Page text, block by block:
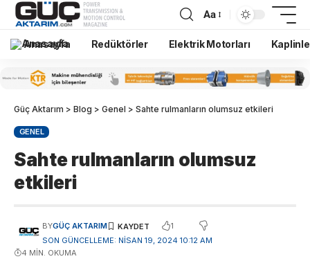
Aa
Anasayfa Redüktörler Elektrik Motorları
Güç Aktarım > Blog > Genel > Sahte rulmanların olumsuz etkileri
GENEL
Sahte rulmanların olumsuz
etkileri
SON GÜNCELLEME: NISAN 19, 2024 10:12 AM
BYGÜÇ AKTARIM 1
4 MIN. OKUMA